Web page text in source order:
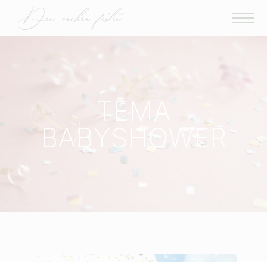
TEMA
BABYSHOWER